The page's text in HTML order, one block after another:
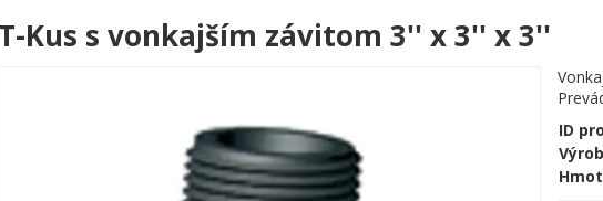
T-Kus s vonkajším závitom 3'' x 3'' x 3''
ID